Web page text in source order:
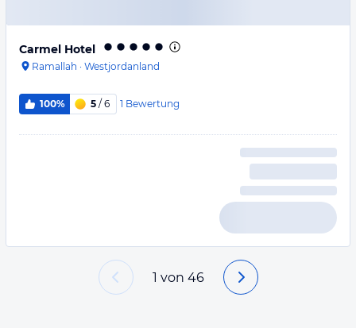
Carmel Hotel
Ramallah · Westjordanland
100% 5 / 6 1 Bewertung
1 von 46